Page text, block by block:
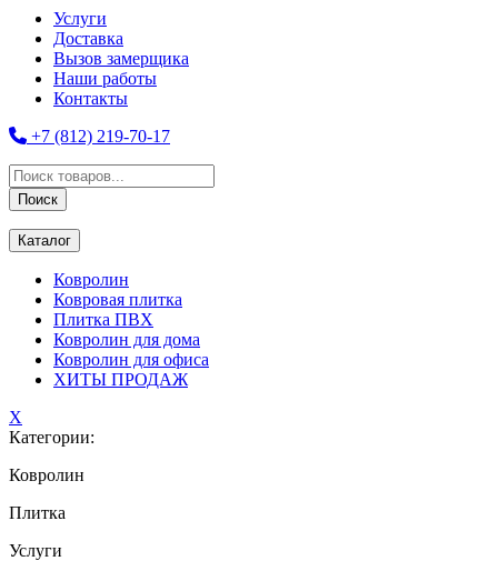
Услуги
Доставка
Вызов замерщика
Наши работы
Контакты
+7 (812) 219-70-17
Поиск
товаров
Поиск
Каталог
Ковролин
Ковровая плитка
Плитка ПВХ
Ковролин для дома
Ковролин для офиса
ХИТЫ ПРОДАЖ
X
Категории:
Ковролин
Плитка
Услуги